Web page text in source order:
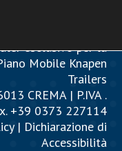
esclusivo per la
Mobile Knapen
Trailers
CREMA | P.IVA .
+39 0373 227114
| Dichiarazione di
Accessibilità